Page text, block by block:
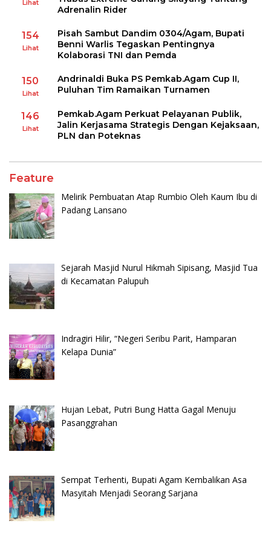
Lihat
Adrenalin Rider
154
Lihat
Pisah Sambut Dandim 0304/Agam, Bupati
Benni Warlis Tegaskan Pentingnya
Kolaborasi TNI dan Pemda
150
Lihat
Andrinaldi Buka PS Pemkab.Agam Cup II,
Puluhan Tim Ramaikan Turnamen
146
Lihat
Pemkab.Agam Perkuat Pelayanan Publik,
Jalin Kerjasama Strategis Dengan Kejaksaan,
PLN dan Poteknas
Feature
Melirik Pembuatan Atap Rumbio Oleh Kaum Ibu di
Padang Lansano
Sejarah Masjid Nurul Hikmah Sipisang, Masjid Tua
di Kecamatan Palupuh
Indragiri Hilir, “Negeri Seribu Parit, Hamparan
Kelapa Dunia”
Hujan Lebat, Putri Bung Hatta Gagal Menuju
Pasanggrahan
Sempat Terhenti, Bupati Agam Kembalikan Asa
Masyitah Menjadi Seorang Sarjana